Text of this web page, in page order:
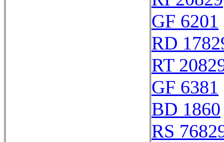
GF 6201
RD
RT
GF 6381
BD 1860
RS